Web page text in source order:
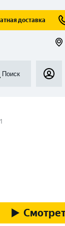
доставка
Поиск